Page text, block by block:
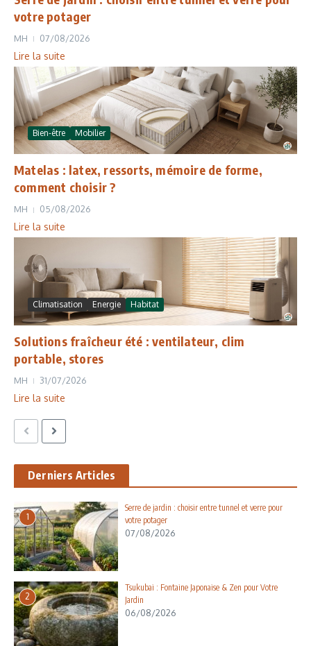
votre potager
MH 07/08/2026
Lire la suite
Bien-être Mobilier
Matelas : latex, ressorts, mémoire de forme,
comment choisir ?
MH 05/08/2026
Lire la suite
Climatisation Energie Habitat
Solutions fraîcheur été : ventilateur, clim
portable, stores
MH 31/07/2026
Lire la suite
Derniers Articles
1
Serre de jardin : choisir entre tunnel et verre pour
votre potager
07/08/2026
2
Tsukubai : Fontaine Japonaise & Zen pour Votre
Jardin
06/08/2026